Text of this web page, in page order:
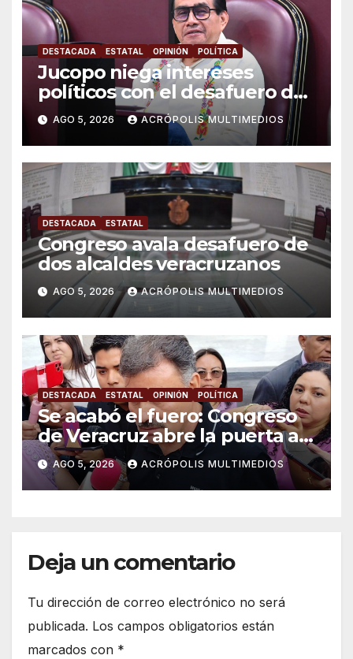
DESTACADA ESTATAL OPINIÓN POLÍTICA
Jucopo niega intereses
políticos con el desafuero de
alcaldes
AGO 5, 2026 ACRÓPOLIS MULTIMEDIOS
DESTACADA ESTATAL
Congreso avala desafuero de
dos alcaldes veracruzanos
AGO 5, 2026 ACRÓPOLIS MULTIMEDIOS
DESTACADA ESTATAL OPINIÓN POLÍTICA
Se acabó el fuero: Congreso
de Veracruz abre la puerta a
proceso penal contra alcalde
de Úrsulo Galván
AGO 5, 2026 ACRÓPOLIS MULTIMEDIOS
Deja un comentario
Tu dirección de correo electrónico no será
publicada. Los campos obligatorios están
marcados con *